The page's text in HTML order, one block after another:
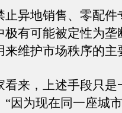
异地销售、零配件
极有可能被定性为垄
维护市场秩序的主
来，上述手段只是
因为现在同一座城